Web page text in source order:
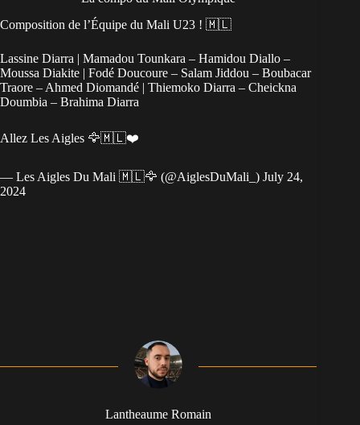
Composition de l’Équipe du Mali U23 ! 🇲🇱
Lassine Diarra | Mamadou Tounkara – Hamidou Diallo –
Moussa Diakite | Fodé Doucoure – Salam Jiddou – Boubacar
Traore – Ahmed Diomandé | Thiemoko Diarra – Cheickna
Doumbia – Brahima Diarra
Allez Les Aigles 🦅🇲🇱❤️
— Les Aigles Du Mali 🇲🇱🦅 (@AiglesDuMali_) July 24,
2024
Lantheaume Romain